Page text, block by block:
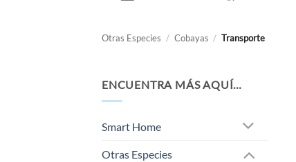
Otras Especies / Cobayas / Transporte
ENCUENTRA MÁS AQUÍ…
Smart Home
Otras Especies